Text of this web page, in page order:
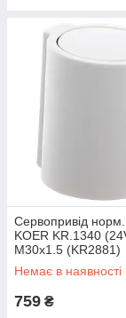
Сервопривід норм.
KOER KR.1340
M30x1.5 (KR2881)
Немає в наявності
759 ₴